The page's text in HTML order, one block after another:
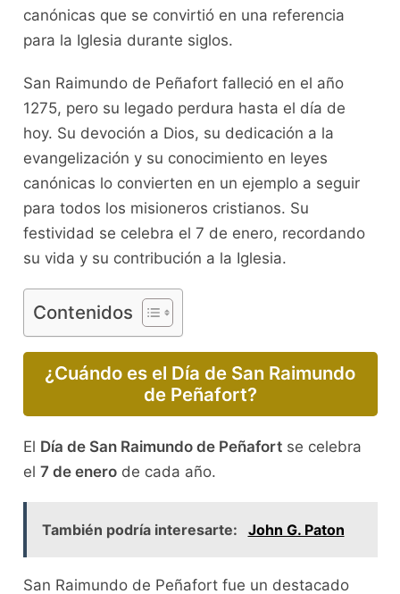
canónicas que se convirtió en una referencia
para la Iglesia durante siglos.
San Raimundo de Peñafort falleció en el año
1275, pero su legado perdura hasta el día de
hoy. Su devoción a Dios, su dedicación a la
evangelización y su conocimiento en leyes
canónicas lo convierten en un ejemplo a seguir
para todos los misioneros cristianos. Su
festividad se celebra el 7 de enero, recordando
su vida y su contribución a la Iglesia.
Contenidos
¿Cuándo es el Día de San Raimundo
de Peñafort?
El Día de San Raimundo de Peñafortse celebra
el 7 de enerode cada año.
También podría interesarte: John G. Paton
San Raimundo de Peñafort fue un destacado